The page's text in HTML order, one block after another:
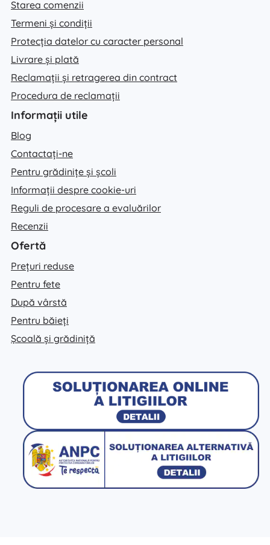
Starea comenzii
Termeni și condiții
Protecția datelor cu caracter personal
Livrare și plată
Reclamații și retragerea din contract
Procedura de reclamații
Informații utile
Blog
Contactați-ne
Pentru grădinițe și școli
Informații despre cookie-uri
Reguli de procesare a evaluărilor
Recenzii
Ofertă
Prețuri reduse
Pentru fete
După vârstă
Pentru băieți
Școală și grădiniță